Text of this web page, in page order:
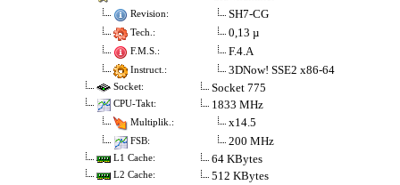
Revision: SH7-CG
Tech.: 0,13 µ
F.M.S.: F.4.A
Instruct.: 3DNow! SSE2 x86-64
Socket: Socket 775
CPU-Takt: 1833 MHz
Multiplik.: x14.5
FSB: 200 MHz
L1 Cache: 64 KBytes
L2 Cache: 512 KBytes